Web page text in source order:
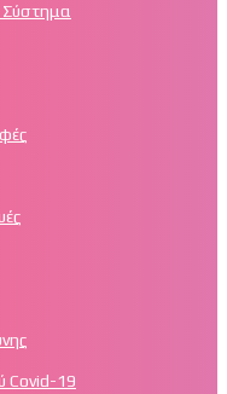
Σύστημα
Covid-19